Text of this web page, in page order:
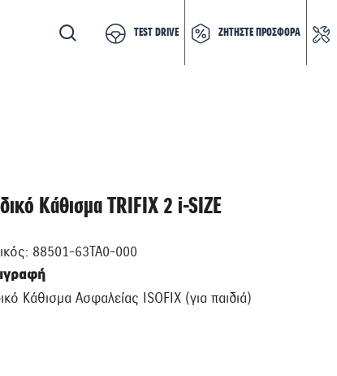
TEST DRIVE ΖΗΤΗΣΤΕ ΠΡΟΣΦΟΡΑ
Κάθισμα TRIFIX 2 i-SIZE
88501-63TA0-000
Κάθισμα Ασφαλείας ISOFIX (για παιδιά)